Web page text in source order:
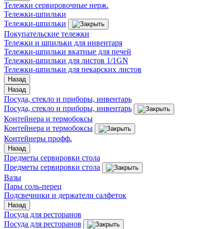
Тележки сервировочные нерж.
Тележки-шпильки
Тележки-шпильки
Покупательские тележки
Тележки и шпильки для инвентаря
Тележки-шпильки вкатные для печей
Тележки-шпильки для листов 1/1GN
Тележки-шпильки для пекарских листов
Назад
Назад
Посуда, стекло и приборы, инвентарь
Посуда, стекло и приборы, инвентарь
Контейнера и термобоксы
Контейнера и термобоксы
Контейнеры профф.
Назад
Предметы сервировки стола
Предметы сервировки стола
Вазы
Пары соль-перец
Подсвечники и держатели салфеток
Назад
Посуда для ресторанов
Посуда для ресторанов